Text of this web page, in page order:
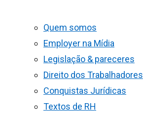
Quem somos
Employer na Mídia
Legislação & pareceres
Direito dos Trabalhadores
Conquistas Jurídicas
Textos de RH